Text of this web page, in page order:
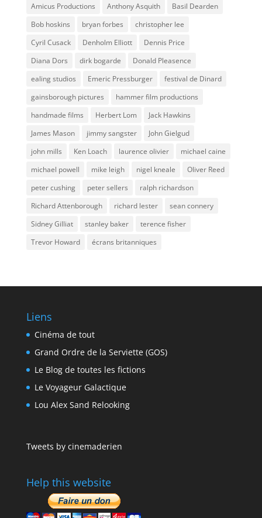
Amicus Productions
Anthony Asquith
Basil Dearden
Bob hoskins
bryan forbes
christopher lee
Cyril Cusack
Denholm Elliott
Dennis Price
Diana Dors
dirk bogarde
Donald Pleasence
ealing studios
Emeric Pressburger
festival de Dinard
gainsborough pictures
hammer film productions
handmade films
Herbert Lom
Jack Hawkins
James Mason
jimmy sangster
John Gielgud
john mills
Ken Loach laurence olivier
michael caine
michael powell
mike leigh nigel kneale
Oliver Reed
peter cushing
peter sellers
ralph richardson
Richard Attenborough
richard lester
sean connery
Sidney Gilliat
stanley baker
terence fisher
Trevor Howard
écrans britanniques
Liens
Cinéma de tout
Grand Ordre de la Serviette (GOS)
Le Blog de toutes les fictions
Le Voyageur Galactique
Lou Alex Sand Relooking
Tweets by cinemaderien
Help this website